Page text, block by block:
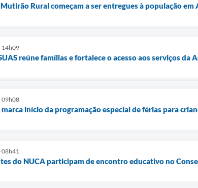
Rural começam a ser entregues à população em
14h09
reúne famílias e fortalece o acesso aos serviços da
09h08
marca início da programação especial de férias para
08h41
do NUCA participam de encontro educativo no